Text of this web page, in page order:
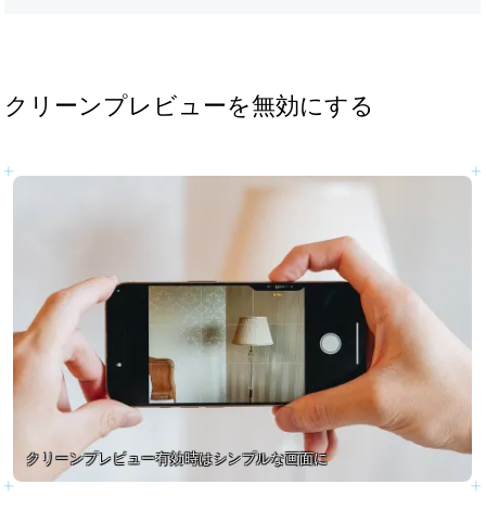
クリーンプレビューを無効にする
クリーンプレビュー有効時はシンプルな画面に